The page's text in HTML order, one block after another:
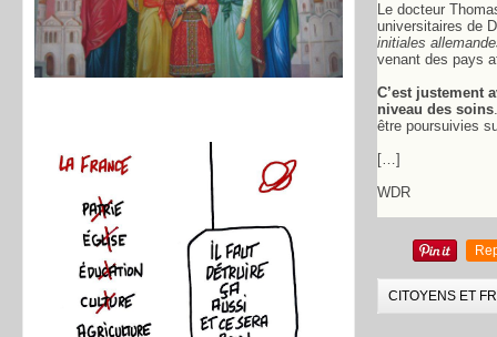
Le docteur
universitaires de
initiales
venant des pays
C’est justement
niveau des soins
être poursuivies
[…]
WDR
CITOYENS ET